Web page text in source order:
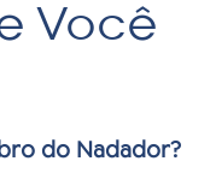
Você
do Nadador?